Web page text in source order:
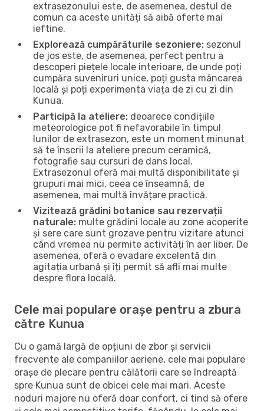
extrasezonului este, de asemenea, destul de
comun ca aceste unități să aibă oferte mai
ieftine.
Explorează cumpărăturile sezoniere: sezonul
de jos este, de asemenea, perfect pentru a
descoperi piețele locale interioare, de unde poți
cumpăra suveniruri unice, poți gusta mâncarea
locală și poți experimenta viața de zi cu zi din
Kunua.
Participă la ateliere: deoarece condițiile
meteorologice pot fi nefavorabile în timpul
lunilor de extrasezon, este un moment minunat
să te înscrii la ateliere precum ceramică,
fotografie sau cursuri de dans local.
Extrasezonul oferă mai multă disponibilitate și
grupuri mai mici, ceea ce înseamnă, de
asemenea, mai multă învățare practică.
Vizitează grădini botanice sau rezervații
naturale: multe grădini locale au zone acoperite
și sere care sunt grozave pentru vizitare atunci
când vremea nu permite activități în aer liber. De
asemenea, oferă o evadare excelentă din
agitația urbană și îți permit să afli mai multe
despre flora locală.
Cele mai populare orașe pentru a zbura
către Kunua
Cu o gamă largă de opțiuni de zbor și servicii
frecvente ale companiilor aeriene, cele mai populare
orașe de plecare pentru călătorii care se îndreaptă
spre Kunua sunt de obicei cele mai mari. Aceste
noduri majore nu oferă doar confort, ci tind să ofere